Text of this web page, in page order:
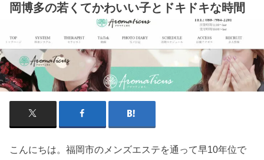
岡博多の若くてかわいい子とドキドキな時間
こんにちは。福岡市のメンズエステを通って早10年位で